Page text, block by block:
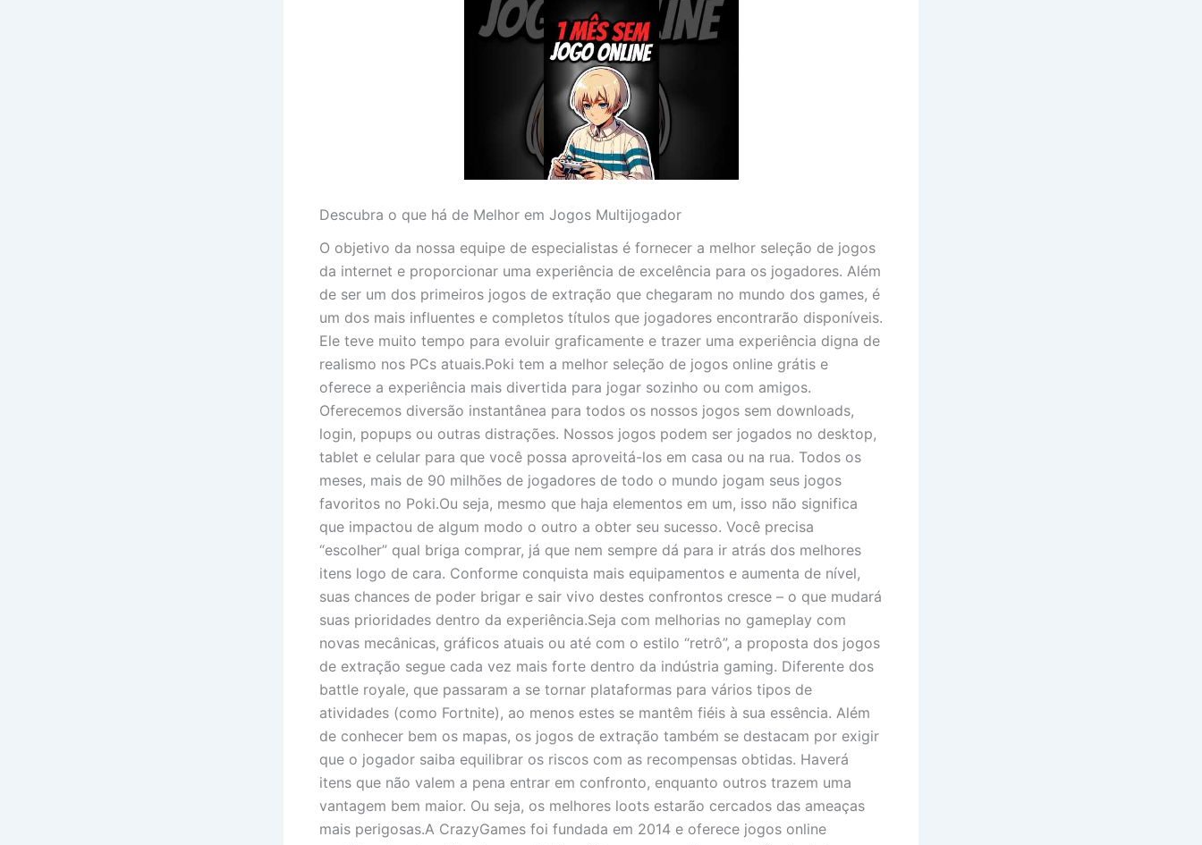
Descubra o que há de Melhor em Jogos Multijogador
O objetivo da nossa equipe de especialistas é fornecer a melhor seleção de jogos
da internet e proporcionar uma experiência de excelência para os jogadores. Além
de ser um dos primeiros jogos de extração que chegaram no mundo dos games, é
um dos mais influentes e completos títulos que jogadores encontrarão disponíveis.
Ele teve muito tempo para evoluir graficamente e trazer uma experiência digna de
realismo nos PCs atuais.Poki tem a melhor seleção de jogos online grátis e
oferece a experiência mais divertida para jogar sozinho ou com amigos.
Oferecemos diversão instantânea para todos os nossos jogos sem downloads,
login, popups ou outras distrações. Nossos jogos podem ser jogados no desktop,
tablet e celular para que você possa aproveitá-los em casa ou na rua. Todos os
meses, mais de 90 milhões de jogadores de todo o mundo jogam seus jogos
favoritos no Poki.Ou seja, mesmo que haja elementos em um, isso não significa
que impactou de algum modo o outro a obter seu sucesso. Você precisa
“escolher” qual briga comprar, já que nem sempre dá para ir atrás dos melhores
itens logo de cara. Conforme conquista mais equipamentos e aumenta de nível,
suas chances de poder brigar e sair vivo destes confrontos cresce – o que mudará
suas prioridades dentro da experiência.Seja com melhorias no gameplay com
novas mecânicas, gráficos atuais ou até com o estilo “retrô”, a proposta dos jogos
de extração segue cada vez mais forte dentro da indústria gaming. Diferente dos
battle royale, que passaram a se tornar plataformas para vários tipos de
atividades (como Fortnite), ao menos estes se mantêm fiéis à sua essência. Além
de conhecer bem os mapas, os jogos de extração também se destacam por exigir
que o jogador saiba equilibrar os riscos com as recompensas obtidas. Haverá
itens que não valem a pena entrar em confronto, enquanto outros trazem uma
vantagem bem maior. Ou seja, os melhores loots estarão cercados das ameaças
mais perigosas.A CrazyGames foi fundada em 2014 e oferece jogos online